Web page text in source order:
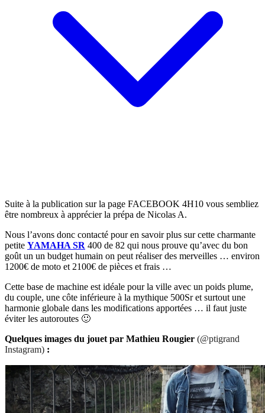
Suite à la publication sur la page FACEBOOK 4H10 vous sembliez
être nombreux à apprécier la prépa de Nicolas A.
Nous l’avons donc contacté pour en savoir plus sur cette charmante
petite YAMAHA SR 400 de 82 qui nous prouve qu’avec du bon
goût un un budget humain on peut réaliser des merveilles … environ
1200€ de moto et 2100€ de pièces et frais …
Cette base de machine est idéale pour la ville avec un poids plume,
du couple, une côte inférieure à la mythique 500Sr et surtout une
harmonie globale dans les modifications apportées … il faut juste
éviter les autoroutes 🙂
Quelques images du jouet par Mathieu Rougier (@ptigrand
Instagram) :